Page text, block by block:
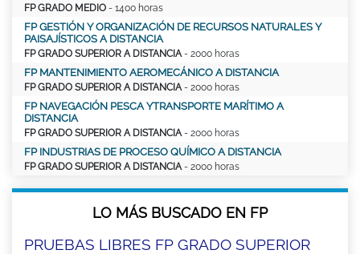
FP GRADO MEDIO - 1400 horas
FP GESTIÓN Y ORGANIZACIÓN DE RECURSOS NATURALES Y
PAISAJÍSTICOS A DISTANCIA
FP GRADO SUPERIOR A DISTANCIA - 2000 horas
FP MANTENIMIENTO AEROMECÁNICO A DISTANCIA
FP GRADO SUPERIOR A DISTANCIA - 2000 horas
FP NAVEGACIÓN PESCA YTRANSPORTE MARÍTIMO A
DISTANCIA
FP GRADO SUPERIOR A DISTANCIA - 2000 horas
FP INDUSTRIAS DE PROCESO QUÍMICO A DISTANCIA
FP GRADO SUPERIOR A DISTANCIA - 2000 horas
LO MÁS BUSCADO EN FP
PRUEBAS LIBRES FP GRADO SUPERIOR